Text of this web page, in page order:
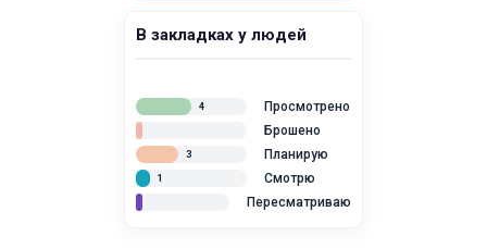
В закладках у людей
Просмотрено
4
Брошено
Планирую
3
Смотрю
1
Пересматриваю